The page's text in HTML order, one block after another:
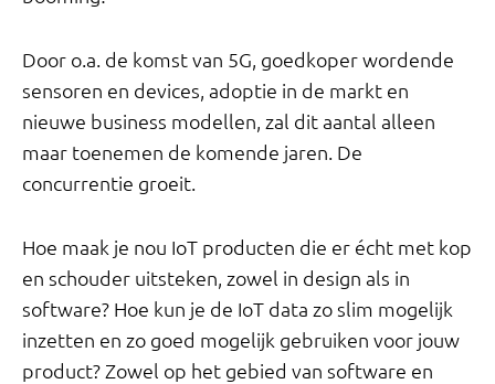
Door o.a. de komst van 5G, goedkoper wordende
sensoren en devices, adoptie in de markt en
nieuwe business modellen, zal dit aantal alleen
maar toenemen de komende jaren. De
concurrentie groeit.
Hoe maak je nou IoT producten die er écht met kop
en schouder uitsteken, zowel in design als in
software? Hoe kun je de IoT data zo slim mogelijk
inzetten en zo goed mogelijk gebruiken voor jouw
product? Zowel op het gebied van software en